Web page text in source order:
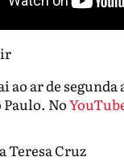
ao ar de segunda
Paulo. No
Teresa Cruz